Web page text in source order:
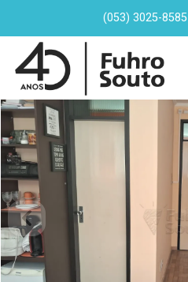
(053) 3025-8585